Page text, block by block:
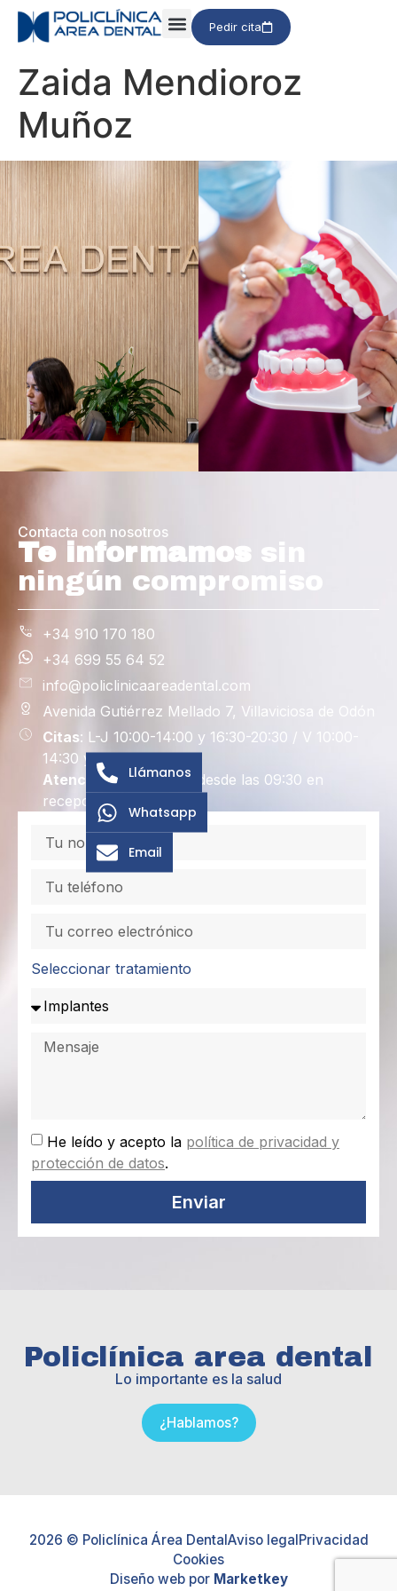
Pedir cita
Zaida Mendioroz
Muñoz
Contacta con nosotros
Te informamos sin
ningún compromiso
+34 910 170 180
+34 699 55 64 52
info@policlinicaareadental.com
Avenida Gutiérrez Mellado 7, Villaviciosa de Odón
Citas: L-J 10:00-14:00 y 16:30-20:30 / V 10:00-
14:30 y 15:00-19:00
Atención al paciente: desde las 09:30 en
recepción.
Seleccionar tratamiento
He leído y acepto la política de privacidad y
protección de datos.
Enviar
Policlínica area dental
Lo importante es la salud
¿Hablamos?
2026 © Policlínica Área DentalAviso legalPrivacidad
Cookies
Diseño web por Marketkey
Llámanos
Whatsapp
Email